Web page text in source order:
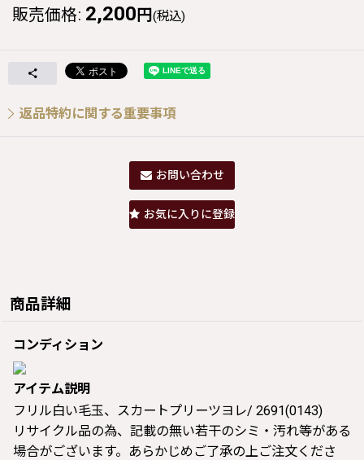
販売価格: 2,200 円 (税込)
返品特約に関する重要事項
お問い合わせ
お気に入りに登録
商品詳細
コンディション
アイテム説明
フリル白い毛玉、スカートプリーツヨレ/ 2691(0143)
リサイクル品の為、記載の無い若干のシミ・汚れ等がある
場合がございます。あらかじめご了承の上ご注文くださ